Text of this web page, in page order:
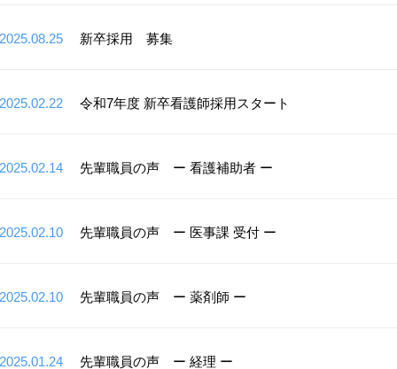
2025.08.25 新卒採用 募集
2025.02.22 令和7年度 新卒看護師採用スタート
2025.02.14 先輩職員の声 ー 看護補助者 ー
2025.02.10 先輩職員の声 ー 医事課 受付 ー
2025.02.10 先輩職員の声 ー 薬剤師 ー
2025.01.24 先輩職員の声 ー 経理 ー